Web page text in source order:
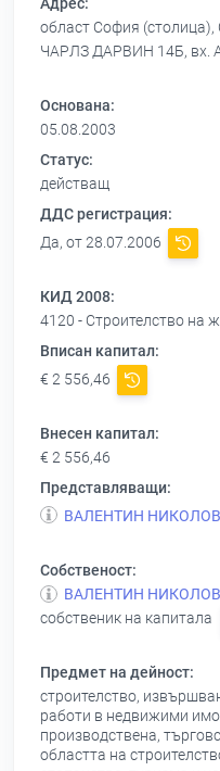
Адрес:
област София (столица),
ЧАРЛЗ ДАРВИН 14Б, вх.
Основана:
05.08.2003
Статус:
действащ
ДДС регистрация:
Да, от 28.07.2006
КИД 2008:
4120 - Строителство на
Вписан капитал:
€ 2 556,46
Внесен капитал:
€ 2 556,46
Представляващи:
ВАЛЕНТИН
Собственост:
ВАЛЕНТИН
собственик на капитала
Предмет на дейност:
строителство,
работи в недвижими
производствена,
областта на